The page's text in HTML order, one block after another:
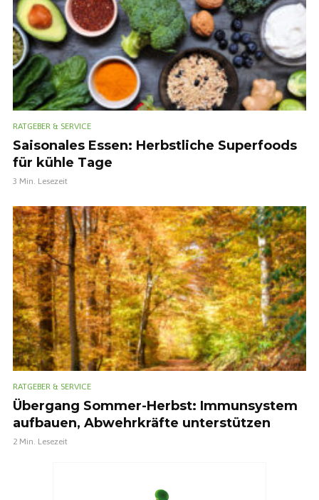
RATGEBER & SERVICE
Saisonales Essen: Herbstliche Superfoods
für kühle Tage
3 Min. Lesezeit
RATGEBER & SERVICE
Übergang Sommer-Herbst: Immunsystem
aufbauen, Abwehrkräfte unterstützen
2 Min. Lesezeit